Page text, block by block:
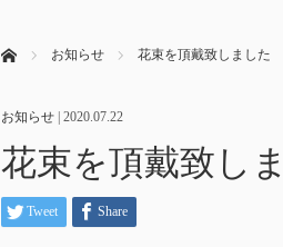
ホーム お知らせ 花束を頂戴致しました
お知らせ 2020.07.22
花束を頂戴致し
Tweet Share